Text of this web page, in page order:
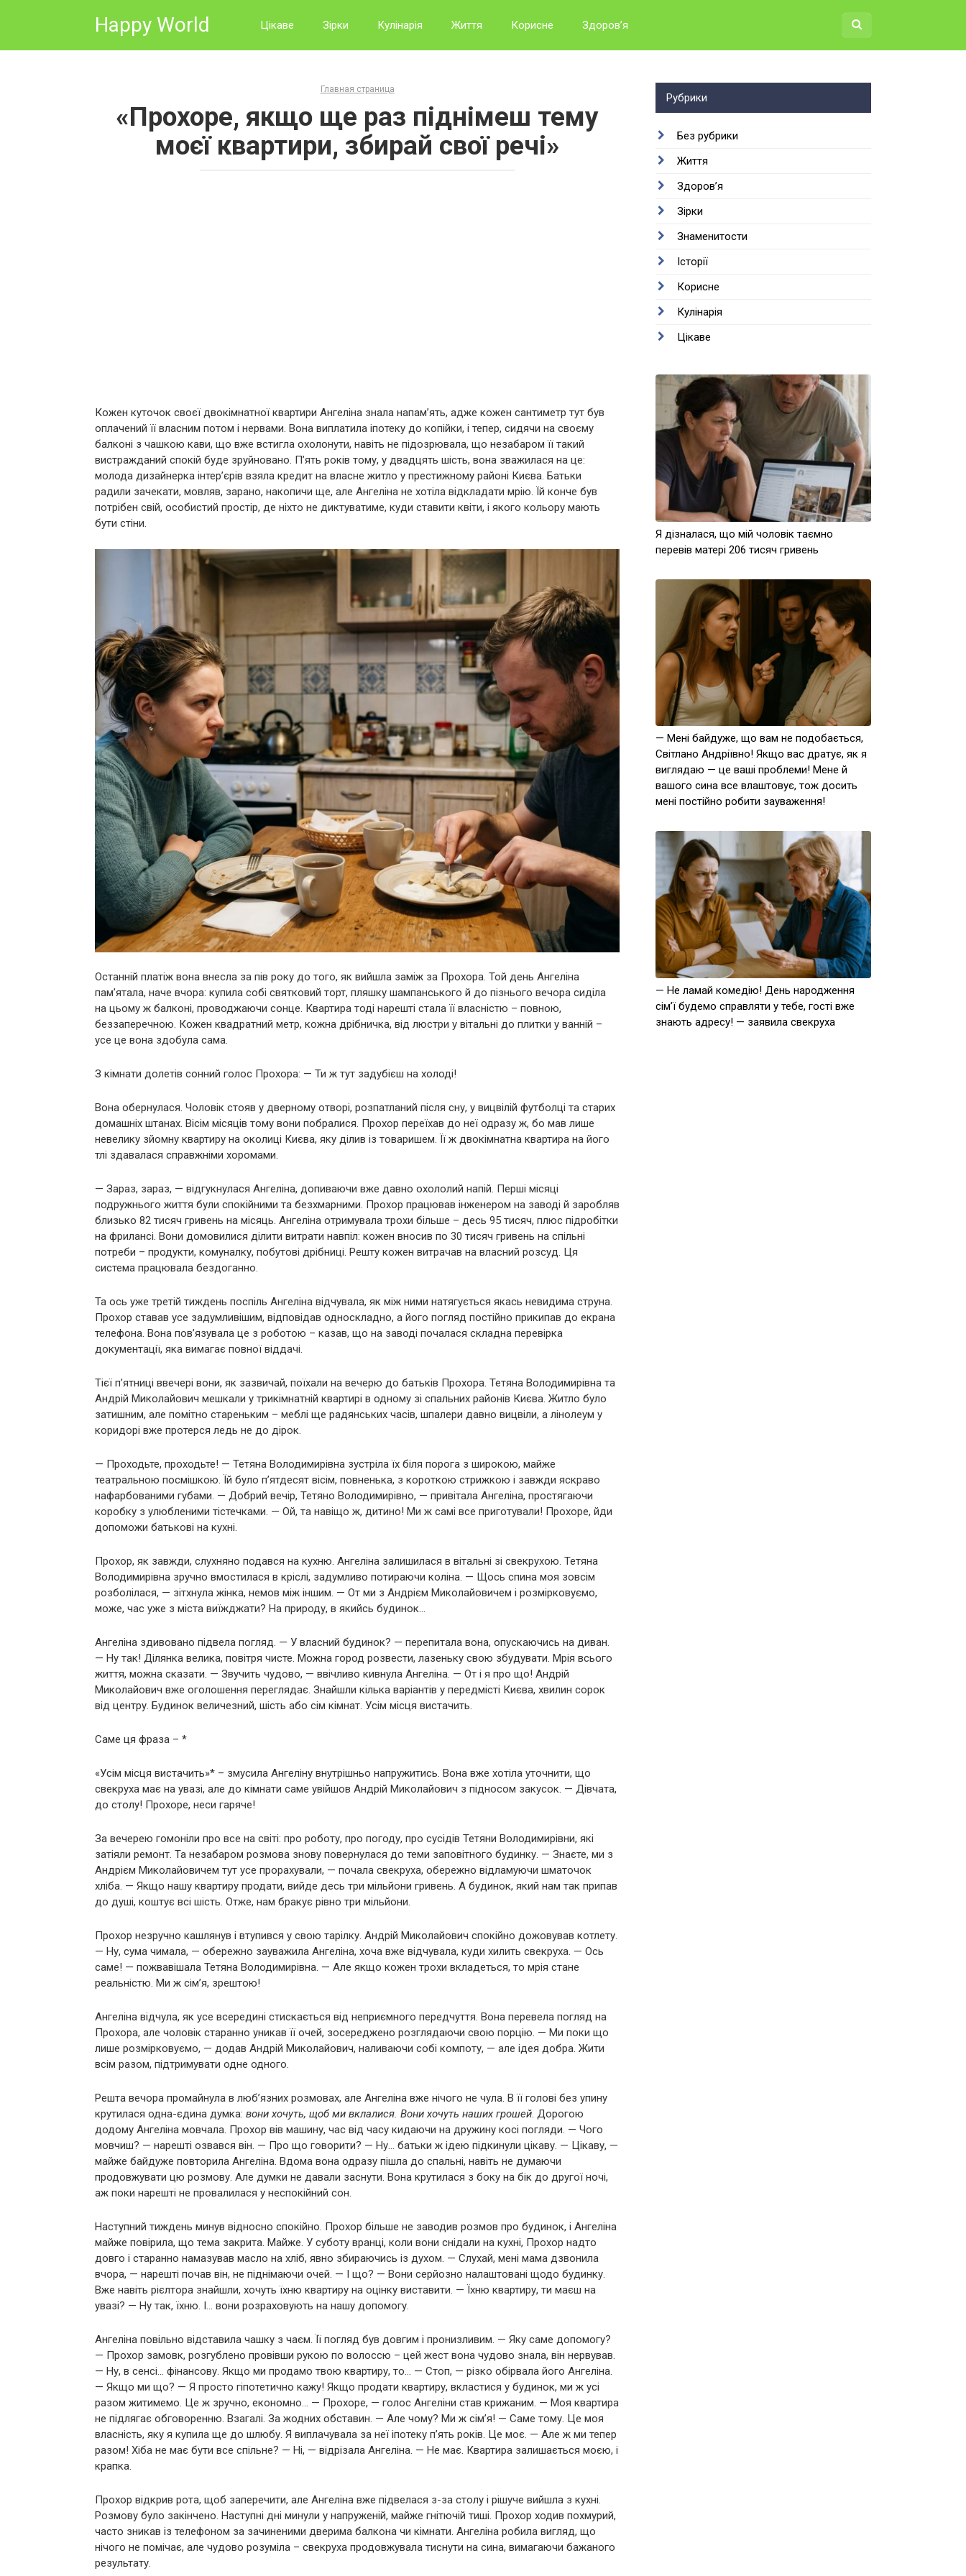
Happy World Цікаве Зірки Кулінарія Життя Корисне Здоров’я
Главная страница
«Прохоре, якщо ще раз піднімеш тему
моєї квартири, збирай свої речі»
Кожен куточок своєї двокімнатної квартири Ангеліна знала напам’ять, адже кожен сантиметр тут був
оплачений її власним потом і нервами. Вона виплатила іпотеку до копійки, і тепер, сидячи на своєму
балконі з чашкою кави, що вже встигла охолонути, навіть не підозрювала, що незабаром її такий
вистражданий спокій буде зруйновано. П’ять років тому, у двадцять шість, вона зважилася на це:
молода дизайнерка інтер’єрів взяла кредит на власне житло у престижному районі Києва. Батьки
радили зачекати, мовляв, зарано, накопичи ще, але Ангеліна не хотіла відкладати мрію. Їй конче був
потрібен свій, особистий простір, де ніхто не диктуватиме, куди ставити квіти, і якого кольору мають
бути стіни.
Останній платіж вона внесла за пів року до того, як вийшла заміж за Прохора. Той день Ангеліна
пам’ятала, наче вчора: купила собі святковий торт, пляшку шампанського й до пізнього вечора сиділа
на цьому ж балконі, проводжаючи сонце. Квартира тоді нарешті стала її власністю – повною,
беззаперечною. Кожен квадратний метр, кожна дрібничка, від люстри у вітальні до плитки у ванній –
усе це вона здобула сама.
З кімнати долетів сонний голос Прохора: — Ти ж тут задубієш на холоді!
Вона обернулася. Чоловік стояв у дверному отворі, розпатланий після сну, у вицвілій футболці та старих
домашніх штанах. Вісім місяців тому вони побралися. Прохор переїхав до неї одразу ж, бо мав лише
невелику зйомну квартиру на околиці Києва, яку ділив із товаришем. Її ж двокімнатна квартира на його
тлі здавалася справжніми хоромами.
— Зараз, зараз, — відгукнулася Ангеліна, допиваючи вже давно охололий напій. Перші місяці
подружнього життя були спокійними та безхмарними. Прохор працював інженером на заводі й заробляв
близько 82 тисяч гривень на місяць. Ангеліна отримувала трохи більше – десь 95 тисяч, плюс підробітки
на фрилансі. Вони домовилися ділити витрати навпіл: кожен вносив по 30 тисяч гривень на спільні
потреби – продукти, комуналку, побутові дрібниці. Решту кожен витрачав на власний розсуд. Ця
система працювала бездоганно.
Та ось уже третій тиждень поспіль Ангеліна відчувала, як між ними натягується якась невидима струна.
Прохор ставав усе задумливішим, відповідав односкладно, а його погляд постійно прикипав до екрана
телефона. Вона пов’язувала це з роботою – казав, що на заводі почалася складна перевірка
документації, яка вимагає повної віддачі.
Тієї п’ятниці ввечері вони, як зазвичай, поїхали на вечерю до батьків Прохора. Тетяна Володимирівна та
Андрій Миколайович мешкали у трикімнатній квартирі в одному зі спальних районів Києва. Житло було
затишним, але помітно стареньким – меблі ще радянських часів, шпалери давно вицвіли, а лінолеум у
коридорі вже протерся ледь не до дірок.
— Проходьте, проходьте! — Тетяна Володимирівна зустріла їх біля порога з широкою, майже
театральною посмішкою. Їй було п’ятдесят вісім, повненька, з короткою стрижкою і завжди яскраво
нафарбованими губами. — Добрий вечір, Тетяно Володимирівно, — привітала Ангеліна, простягаючи
коробку з улюбленими тістечками. — Ой, та навіщо ж, дитино! Ми ж самі все приготували! Прохоре, йди
допоможи батькові на кухні.
Прохор, як завжди, слухняно подався на кухню. Ангеліна залишилася в вітальні зі свекрухою. Тетяна
Володимирівна зручно вмостилася в кріслі, задумливо потираючи коліна. — Щось спина моя зовсім
розболілася, — зітхнула жінка, немов між іншим. — От ми з Андрієм Миколайовичем і розмірковуємо,
може, час уже з міста виїжджати? На природу, в якийсь будинок…
Ангеліна здивовано підвела погляд. — У власний будинок? — перепитала вона, опускаючись на диван.
— Ну так! Ділянка велика, повітря чисте. Можна город розвести, лазеньку свою збудувати. Мрія всього
життя, можна сказати. — Звучить чудово, — ввічливо кивнула Ангеліна. — От і я про що! Андрій
Миколайович вже оголошення переглядає. Знайшли кілька варіантів у передмісті Києва, хвилин сорок
від центру. Будинок величезний, шість або сім кімнат. Усім місця вистачить.
Саме ця фраза – *
«Усім місця вистачить»* – змусила Ангеліну внутрішньо напружитись. Вона вже хотіла уточнити, що
свекруха має на увазі, але до кімнати саме увійшов Андрій Миколайович з підносом закусок. — Дівчата,
до столу! Прохоре, неси гаряче!
За вечерею гомоніли про все на світі: про роботу, про погоду, про сусідів Тетяни Володимирівни, які
затіяли ремонт. Та незабаром розмова знову повернулася до теми заповітного будинку. — Знаєте, ми з
Андрієм Миколайовичем тут усе прорахували, — почала свекруха, обережно відламуючи шматочок
хліба. — Якщо нашу квартиру продати, вийде десь три мільйони гривень. А будинок, який нам так припав
до душі, коштує всі шість. Отже, нам бракує рівно три мільйони.
Прохор незручно кашлянув і втупився у свою тарілку. Андрій Миколайович спокійно дожовував котлету.
— Ну, сума чимала, — обережно зауважила Ангеліна, хоча вже відчувала, куди хилить свекруха. — Ось
саме! — пожвавішала Тетяна Володимирівна. — Але якщо кожен трохи вкладеться, то мрія стане
реальністю. Ми ж сім’я, зрештою!
Ангеліна відчула, як усе всередині стискається від неприємного передчуття. Вона перевела погляд на
Прохора, але чоловік старанно уникав її очей, зосереджено розглядаючи свою порцію. — Ми поки що
лише розмірковуємо, — додав Андрій Миколайович, наливаючи собі компоту, — але ідея добра. Жити
всім разом, підтримувати одне одного.
Решта вечора промайнула в люб’язних розмовах, але Ангеліна вже нічого не чула. В її голові без упину
крутилася одна-єдина думка: вони хочуть, щоб ми вклалися. Вони хочуть наших грошей . Дорогою
додому Ангеліна мовчала. Прохор вів машину, час від часу кидаючи на дружину косі погляди. — Чого
мовчиш? — нарешті озвався він. — Про що говорити? — Ну… батьки ж ідею підкинули цікаву. — Цікаву, —
майже байдуже повторила Ангеліна. Вдома вона одразу пішла до спальні, навіть не думаючи
продовжувати цю розмову. Але думки не давали заснути. Вона крутилася з боку на бік до другої ночі,
аж поки нарешті не провалилася у неспокійний сон.
Наступний тиждень минув відносно спокійно. Прохор більше не заводив розмов про будинок, і Ангеліна
майже повірила, що тема закрита. Майже. У суботу вранці, коли вони снідали на кухні, Прохор надто
довго і старанно намазував масло на хліб, явно збираючись із духом. — Слухай, мені мама дзвонила
вчора, — нарешті почав він, не піднімаючи очей. — І що? — Вони серйозно налаштовані щодо будинку.
Вже навіть рієлтора знайшли, хочуть їхню квартиру на оцінку виставити. — Їхню квартиру, ти маєш на
увазі? — Ну так, їхню. І… вони розраховують на нашу допомогу.
Ангеліна повільно відставила чашку з чаєм. Її погляд був довгим і пронизливим. — Яку саме допомогу?
— Прохор замовк, розгублено провівши рукою по волоссю – цей жест вона чудово знала, він нервував.
— Ну, в сенсі… фінансову. Якщо ми продамо твою квартиру, то… — Стоп, — різко обірвала його Ангеліна.
— Якщо ми що? — Я просто гіпотетично кажу! Якщо продати квартиру, вкластися у будинок, ми ж усі
разом житимемо. Це ж зручно, економно… — Прохоре, — голос Ангеліни став крижаним. — Моя квартира
не підлягає обговоренню. Взагалі. За жодних обставин. — Але чому? Ми ж сім’я! — Саме тому. Це моя
власність, яку я купила ще до шлюбу. Я виплачувала за неї іпотеку п’ять років. Це моє. — Але ж ми тепер
разом! Хіба не має бути все спільне? — Ні, — відрізала Ангеліна. — Не має. Квартира залишається моєю, і
крапка.
Прохор відкрив рота, щоб заперечити, але Ангеліна вже підвелася з-за столу і рішуче вийшла з кухні.
Розмову було закінчено. Наступні дні минули у напруженій, майже гнітючій тиші. Прохор ходив похмурий,
часто зникав із телефоном за зачиненими дверима балкона чи кімнати. Ангеліна робила вигляд, що
нічого не помічає, але чудово розуміла – свекруха продовжувала тиснути на сина, вимагаючи бажаного
результату.
Рубрики
Без рубрики
Життя
Здоров’я
Зірки
Знаменитости
Історії
Корисне
Кулінарія
Цікаве
Я дізналася, що мій чоловік таємно
перевів матері 206 тисяч гривень
— Мені байдуже, що вам не подобається,
Світлано Андріївно! Якщо вас дратує, як я
виглядаю — це ваші проблеми! Мене й
вашого сина все влаштовує, тож досить
мені постійно робити зауваження!
— Не ламай комедію! День народження
сім’ї будемо справляти у тебе, гості вже
знають адресу! — заявила свекруха